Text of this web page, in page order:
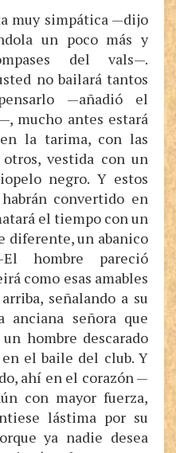
muy simpática —dijo
un poco más y
del vals—.
no bailará tantos
—añadió el
mucho antes estará
la tarima, con las
vestida con un
negro. Y estos
convertido en
el tiempo con un
diferente, un abanico
hombre pareció
como esas amables
señalando a su
señora que
hombre descarado
el baile del club. Y
ahí en el corazón —
con mayor fuerza,
lástima por su
ya nadie desea